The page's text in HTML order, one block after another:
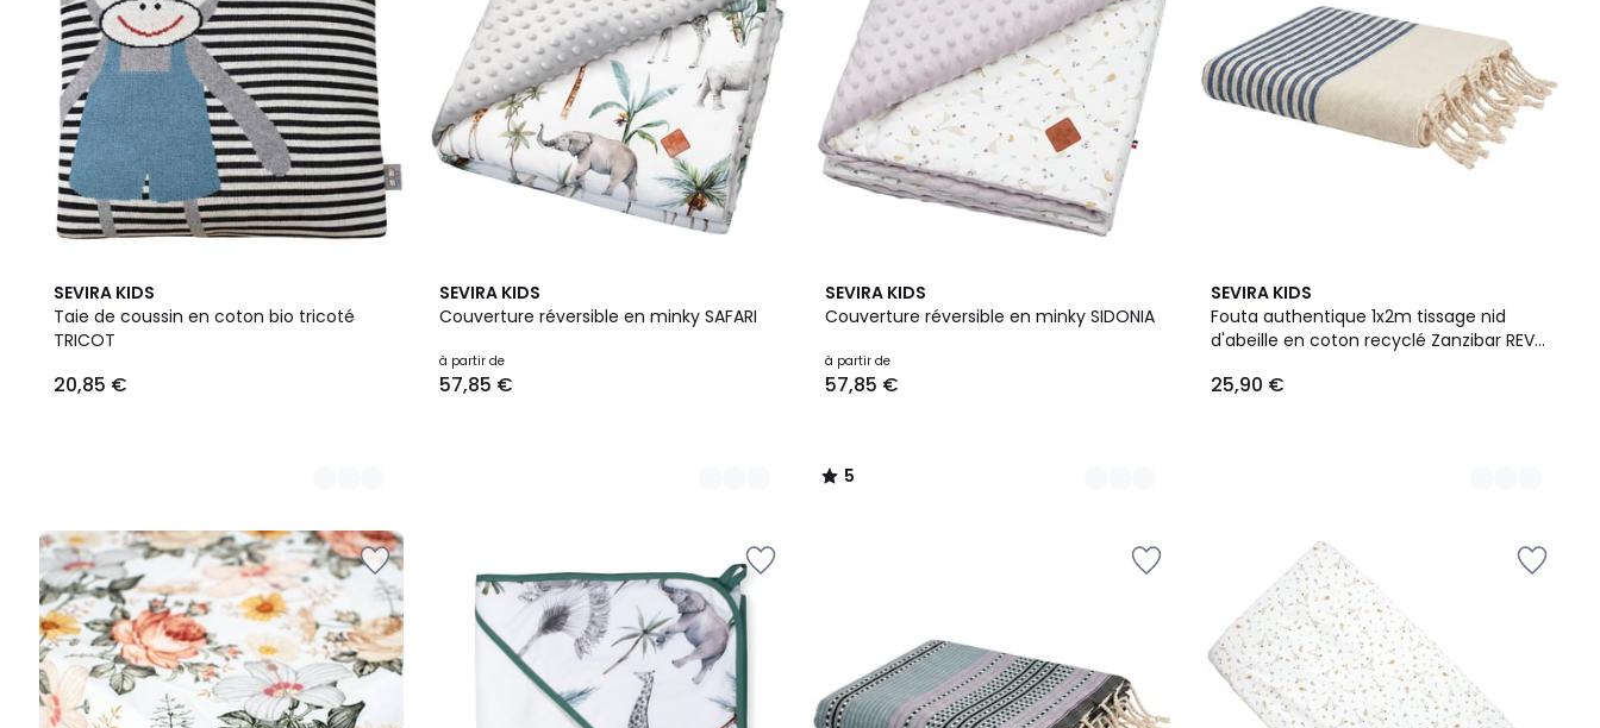
SEVIRA KIDS
Taie de coussin en coton bio tricoté
TRICOT
20,85 €
8
Couleurs
SEVIRA KIDS
Couverture réversible en minky SAFARI
à partir de
57,85 €
2
Couleurs
SEVIRA KIDS
Couverture réversible en minky SIDONIA
à partir de
57,85 €
5
/
4
Couleurs
5
/
SEVIRA KIDS
Fouta authentique 1x2m tissage nid
d'abeille en coton recyclé Zanzibar REVA
25,90 €
5
Couleurs